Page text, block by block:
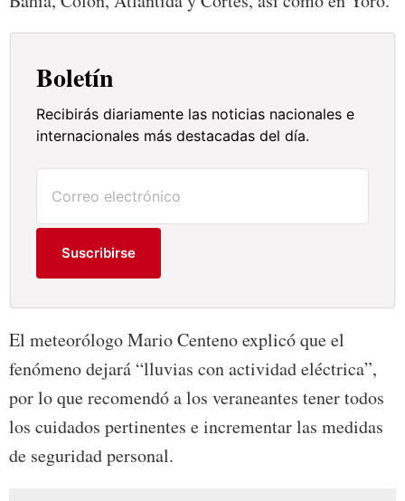
Boletín
Recibirás diariamente las noticias nacionales e
internacionales más destacadas del día.
Suscribirse
El meteorólogo Mario Centeno explicó que el
fenómeno dejará “lluvias con actividad eléctrica”,
por lo que recomendó a los veraneantes tener todos
los cuidados pertinentes e incrementar las medidas
de seguridad personal.